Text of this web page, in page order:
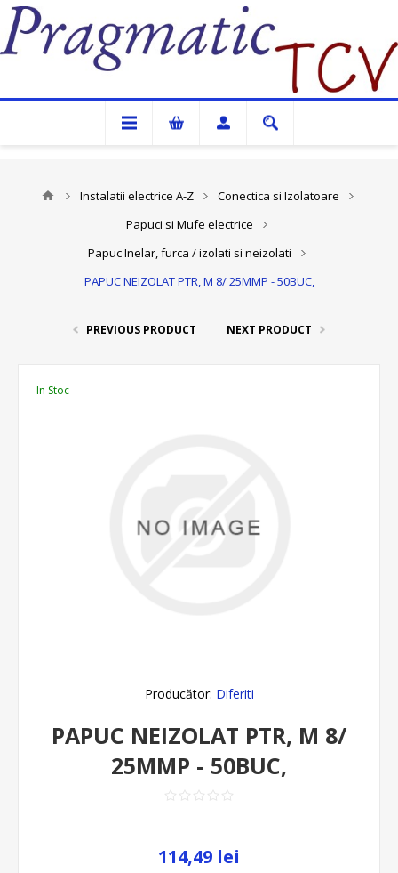
Pragmatic TCV
Instalatii electrice A-Z
Conectica si Izolatoare
Papuci si Mufe electrice
Papuc Inelar, furca / izolati si neizolati
PAPUC NEIZOLAT PTR, M 8/ 25MMP - 50BUC,
PREVIOUS PRODUCT NEXT PRODUCT
In Stoc
Producător: Diferiti
PAPUC NEIZOLAT PTR, M 8/
25MMP - 50BUC,
114,49 lei